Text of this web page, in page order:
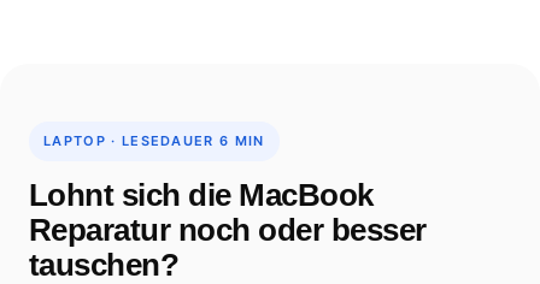
LAPTOP · LESEDAUER 6 MIN
Lohnt sich die MacBook
Reparatur noch oder besser
tauschen?